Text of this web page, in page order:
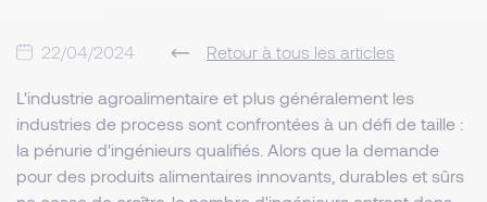
22/04/2024 Retour à tous les articles
L'industrie agroalimentaire et plus généralement les
industries de process sont confrontées à un défi de taille :
la pénurie d'ingénieurs qualifiés. Alors que la demande
pour des produits alimentaires innovants, durables et sûrs